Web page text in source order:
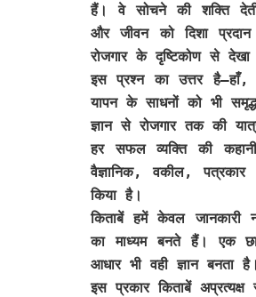
हैं। वे सोचने की शक्ति
और जीवन को दिशा
रोजगार के दृष्टिकोण से
इस प्रश्न का उत्तर है—हाँ,
यापन के साधनों को भी
ज्ञान से रोजगार तक की
हर सफल व्यक्ति की
वैज्ञानिक, वकील, पत्रकार
किया है।
किताबें हमें केवल
का माध्यम बनते हैं। एक
आधार भी वही ज्ञान बनता है।
इस प्रकार किताबें